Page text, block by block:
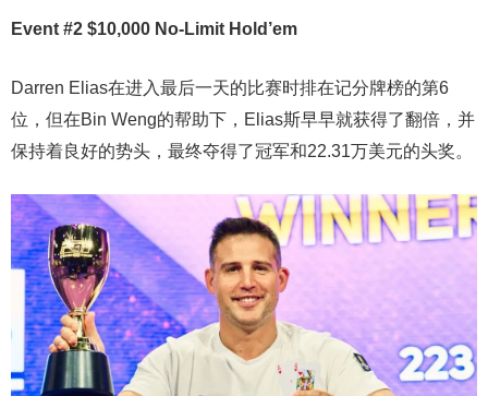
Event #2 $10,000 No-Limit Hold’em
Darren Elias在进入最后一天的比赛时排在记分牌榜的第6
位，但在Bin Weng的帮助下，Elias斯早早就获得了翻倍，并
保持着良好的势头，最终夺得了冠军和22.31万美元的头奖。